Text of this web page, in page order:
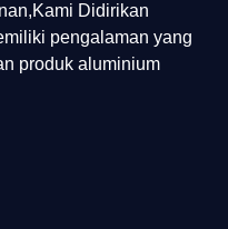
Didirikan
pengalaman yang
produk aluminium